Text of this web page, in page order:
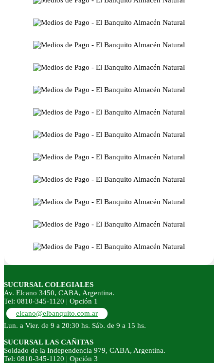
SUCURSAL COLEGIALES
Av. Elcano 3450, CABA, Argentina.
Tel: 0810-345-1120 | Opción 1
elcano@elbanquito.com.ar
Lun. a Vier. de 9 a 20:30 hs. Sáb. de 9 a 15 hs.
SUCURSAL LAS CAÑITAS
Soldado de la Independencia 979, CABA, Argentina.
Tel: 0810-345-1120 | Opción 3